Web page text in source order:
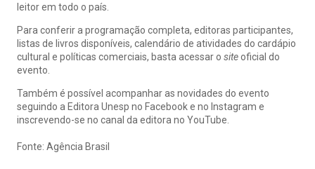
leitor em todo o país.
Para conferir a programação completa, editoras participantes,
listas de livros disponíveis, calendário de atividades do cardápio
cultural e políticas comerciais, basta acessar o siteoficial do
evento.
Também é possível acompanhar as novidades do evento
seguindo a Editora Unesp no Facebook e no Instagram e
inscrevendo-se no canal da editora no YouTube.
Fonte: Agência Brasil